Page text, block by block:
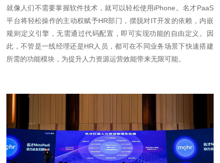
就像人们不需要掌握软件技术，就可以轻松使用iPhone。名才PaaS
平台将轻松操作的主动权赋予HR部门，摆脱对IT开发的依赖，内嵌
规则定义引擎，无需通过代码配置，即可实现功能的自由定义。因
此，不管是一线经理还是HR人员，都可在不同业务场景下快速搭建
所需的功能模块，为提升人力资源运营效能带来无限可能。